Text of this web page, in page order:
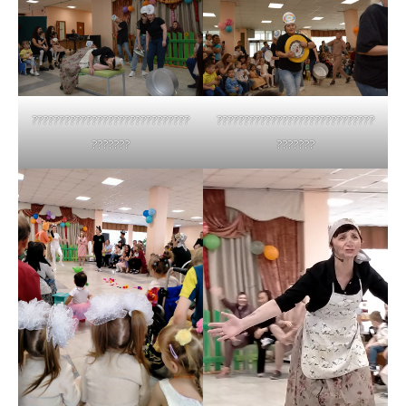
?????????????????????????????
???????
?????????????????????????????
???????